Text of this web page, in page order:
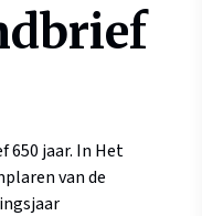
650 jaar. In Het
van de